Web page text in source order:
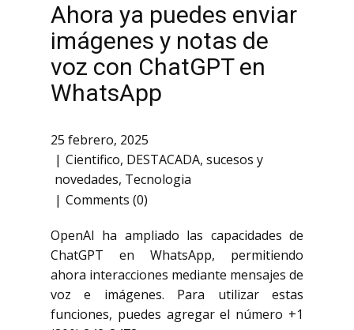
Ahora ya puedes enviar
imágenes y notas de
voz con ChatGPT en
WhatsApp
25 febrero, 2025
Cientifico, DESTACADA, sucesos y
novedades, Tecnologia
Comments (0)
OpenAI ha ampliado las capacidades de
ChatGPT en WhatsApp, permitiendo
ahora interacciones mediante mensajes de
voz e imágenes. Para utilizar estas
funciones, puedes agregar el número +1